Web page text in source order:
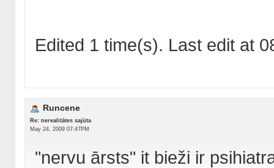
Edited 1 time(s). Last edit at
Runcene
Re: nerealitātes sajūta
May 24, 2009 07:47PM
"nervu ārsts" it bieži ir